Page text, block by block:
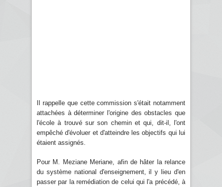
Il rappelle que cette commission s'était notamment
attachées à déterminer l'origine des obstacles que
l'école à trouvé sur son chemin et qui, dit-il, l'ont
empêché d'évoluer et d'atteindre les objectifs qui lui
étaient assignés.
Pour M. Meziane Meriane, afin de hâter la relance
du système national d'enseignement, il y lieu d'en
passer par la remédiation de celui qui l'a précédé, à